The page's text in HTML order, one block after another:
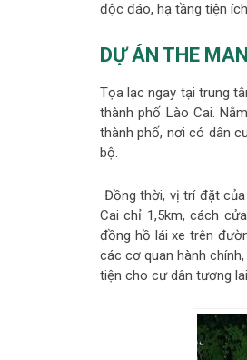
độc đáo, hạ tầng tiện
DỰ ÁN THE
Tọa lạc ngay tại trung
thành phố Lào Cai.
thành phố, nơi có dân
bộ.
Đồng thời, vị trí đặt của
Cai chỉ 1,5km, cách
đồng hồ lái xe trên
các cơ quan hành
tiện cho cư dân tương